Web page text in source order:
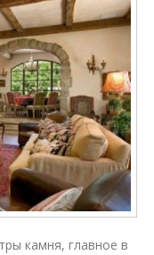
камня, главное в